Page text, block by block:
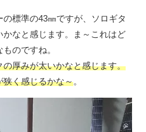
標準の43㎜ですが、ソロギタ
なと感じます。ま～これはど
のですね。
厚みが太いかなと感じます。
狭く感じるかな～。